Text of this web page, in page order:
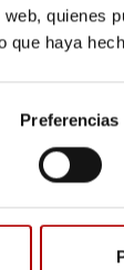
quienes
que haya
Preferencias